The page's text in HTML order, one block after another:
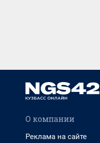
О компании
Реклама на сайте